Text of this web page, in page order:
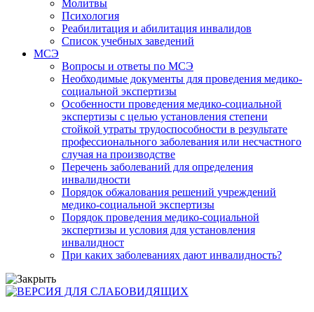
Молитвы
Психология
Реабилитация и абилитация инвалидов
Список учебных заведений
МСЭ
Вопросы и ответы по МСЭ
Необходимые документы для проведения медико-
социальной экспертизы
Особенности проведения медико-социальной
экспертизы с целью установления степени
стойкой утраты трудоспособности в результате
профессионального заболевания или несчастного
случая на производстве
Перечень заболеваний для определения
инвалидности
Порядок обжалования решений учреждений
медико-социальной экспертизы
Порядок проведения медико-социальной
экспертизы и условия для установления
инвалидност
При каких заболеваниях дают инвалидность?